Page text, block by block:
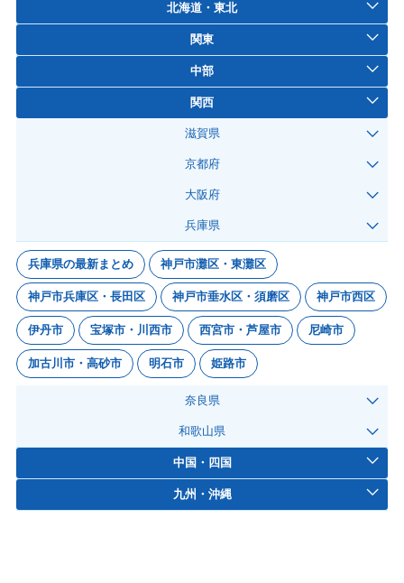
北海道・東北
関東
中部
関西
滋賀県
京都府
大阪府
兵庫県
兵庫県の最新まとめ 神戸市灘区・東灘区
神戸市兵庫区・長田区 神戸市垂水区・須磨区 神戸市西区
伊丹市 宝塚市・川西市 西宮市・芦屋市 尼崎市
加古川市・高砂市 明石市 姫路市
奈良県
和歌山県
中国・四国
九州・沖縄